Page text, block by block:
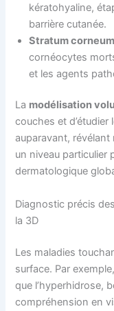
kératohyaline,
barrière cutanée.
Stratum
cornéocytes
et les agents
La modélisation
couches et
auparavant,
un niveau particulier
dermatologique
Diagnostic précis
la 3D
Les maladies
surface. Par
que l’hyperhidrose,
compréhension en